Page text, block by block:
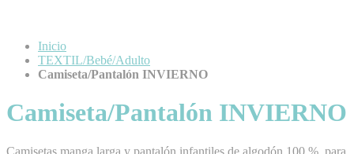
Inicio
TEXTIL/Bebé/Adulto
Camiseta/Pantalón INVIERNO
Camiseta/Pantalón INVIERNO
Camisetas manga larga y pantalón infantiles de algodón 100 %, para